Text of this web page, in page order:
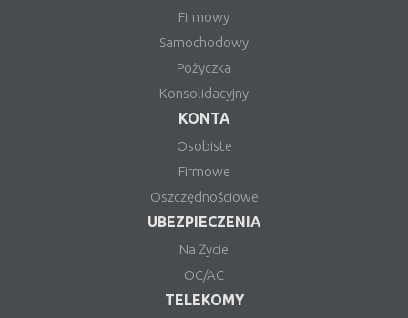
Firmowy
Samochodowy
Pożyczka
Konsolidacyjny
KONTA
Osobiste
Firmowe
Oszczędnościowe
UBEZPIECZENIA
Na Życie
OC/AC
TELEKOMY